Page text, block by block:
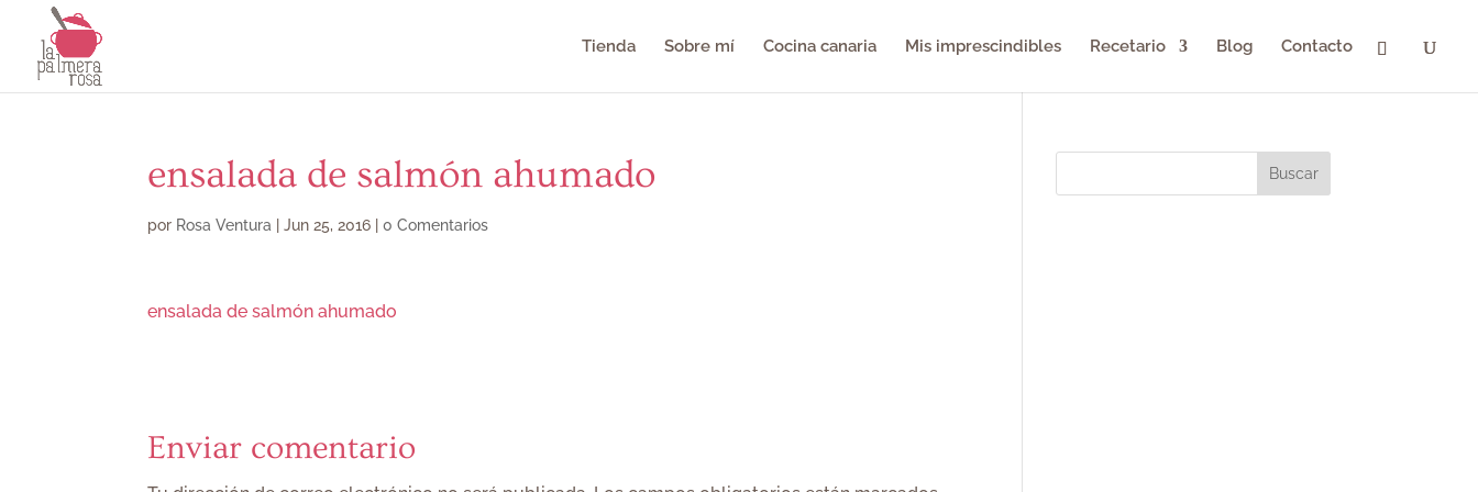
Tienda Sobre mí Cocina canaria Mis imprescindibles Recetario Blog Contacto
ensalada de salmón ahumado
por Rosa Ventura |Jun 25, 2016 |0 Comentarios
ensalada de salmón ahumado
Enviar comentario
Buscar